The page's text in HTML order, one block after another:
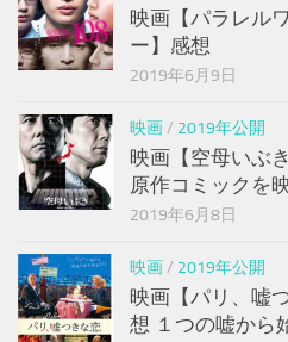
映画【パラレル
ー】感想
2019年6月9日
映画/ 2019年公開
映画【空母いぶ
原作コミックを
2019年6月8日
映画/ 2019年公開
映画【パリ、嘘
想 １つの嘘から